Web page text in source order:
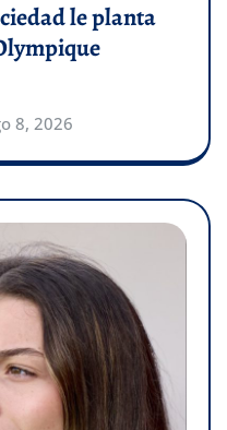
le planta
8, 2026